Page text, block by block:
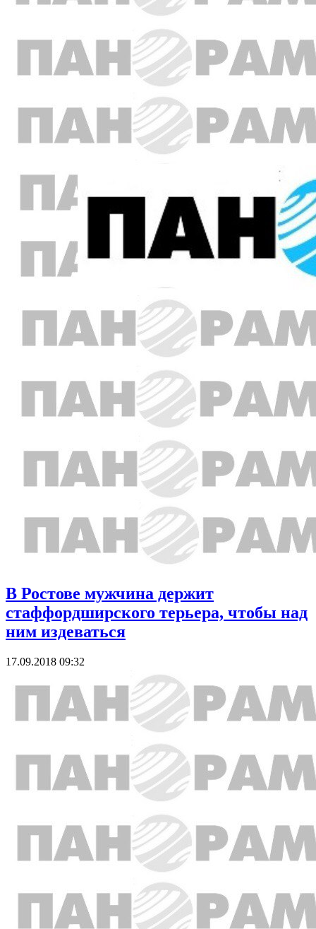
В Ростове мужчина держит
стаффордширского терьера, чтобы над
ним издеваться
17.09.2018 09:32